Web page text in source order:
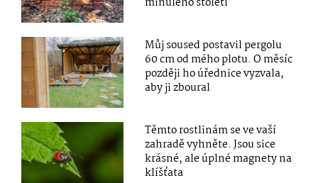
Můj soused postavil pergolu
60 cm od mého plotu. O měsíc
později ho úřednice vyzvala,
aby ji zboural
Těmto rostlinám se ve vaší
zahradě vyhněte. Jsou sice
krásné, ale úplné magnety na
klíšťata